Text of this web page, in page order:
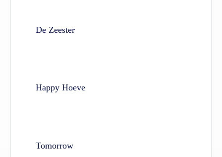
De Zeester
Happy Hoeve
Tomorrow